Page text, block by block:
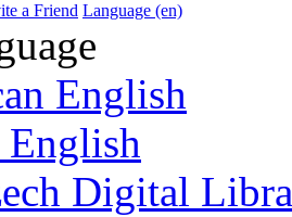
a Friend Language (en)
English
Digital